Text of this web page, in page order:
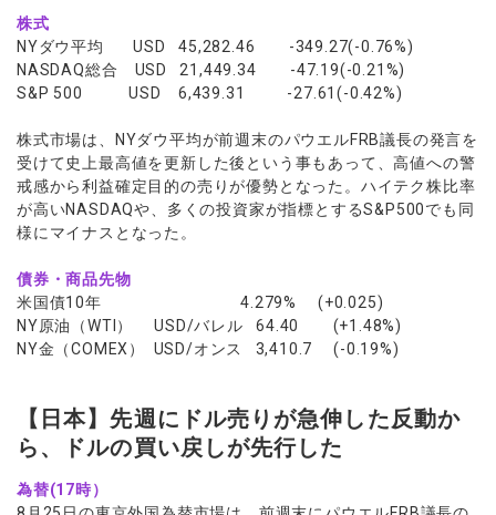
株式
NYダウ平均 USD 45,282.46 -349.27(-0.76%)
NASDAQ総合 USD 21,449.34 -47.19(-0.21%)
S&P 500 USD 6,439.31 -27.61(-0.42%)
株式市場は、NYダウ平均が前週末のパウエルFRB議長の発言を
受けて史上最高値を更新した後という事もあって、高値への警
戒感から利益確定目的の売りが優勢となった。ハイテク株比率
が高いNASDAQや、多くの投資家が指標とするS&P500でも同
様にマイナスとなった。
債券・商品先物
米国債10年 4.279% (+0.025)
NY原油（WTI） USD/バレル 64.40 (+1.48%)
NY金（COMEX） USD/オンス 3,410.7 (-0.19%)
【日本】先週にドル売りが急伸した反動か
ら、ドルの買い戻しが先行した
為替(17時）